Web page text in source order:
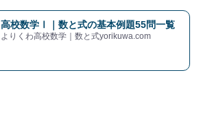
高校数学Ⅰ｜数と式の基本例題55問一覧
よりくわ高校数学｜数と式yorikuwa.com